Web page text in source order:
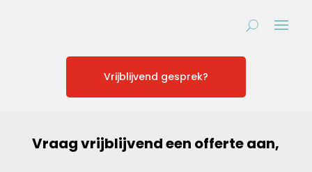
Vrijblijvend gesprek?
Vraag vrijblijvend een offerte aan,